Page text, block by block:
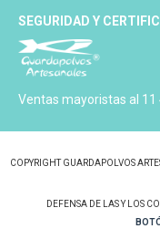
SEGURIDAD Y
Ventas mayoristas al 11
COPYRIGHT GUARDAPOLVOS
DEFENSA DE LAS Y LOS